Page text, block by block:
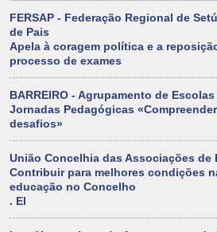
FERSAP - Federação Regional de
de Pais
Apela à coragem política e a
processo de exames
BARREIRO - Agrupamento de
Jornadas Pedagógicas
desafios»
União Concelhia das Associações de
Contribuir para melhores condições
educação no Concelho
. El